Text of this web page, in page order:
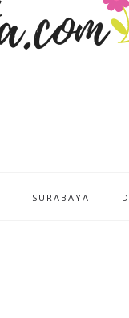
SURABAYA